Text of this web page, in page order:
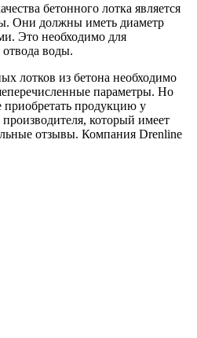
бетонного лотка является
Они должны иметь диаметр
Это необходимо для
воды.
лотков из бетона необходимо
параметры. Но
продукцию у
который имеет
отзывы. Компания Drenline